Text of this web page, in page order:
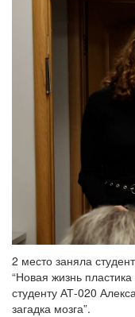
2 место заняла
“Новая жизнь
студенту АТ-020
загадка мозга”.